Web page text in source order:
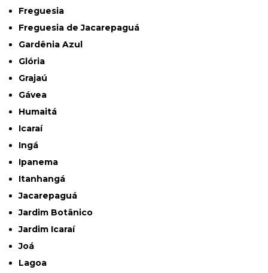
Freguesia
Freguesia de Jacarepaguá
Gardênia Azul
Glória
Grajaú
Gávea
Humaitá
Icaraí
Ingá
Ipanema
Itanhangá
Jacarepaguá
Jardim Botânico
Jardim Icaraí
Joá
Lagoa